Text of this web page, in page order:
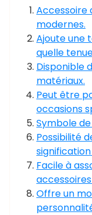
Accessoire
modernes.
Ajoute une
quelle
Disponible
matériaux.
Peut être
occasions
Symbole
Possibilité
signification
Facile à
Offre un